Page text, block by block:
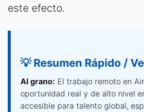
este efecto.
💡 Resumen Rápido /
Al grano: El trabajo remoto en
oportunidad real y de alto nivel
accesible para talento global,